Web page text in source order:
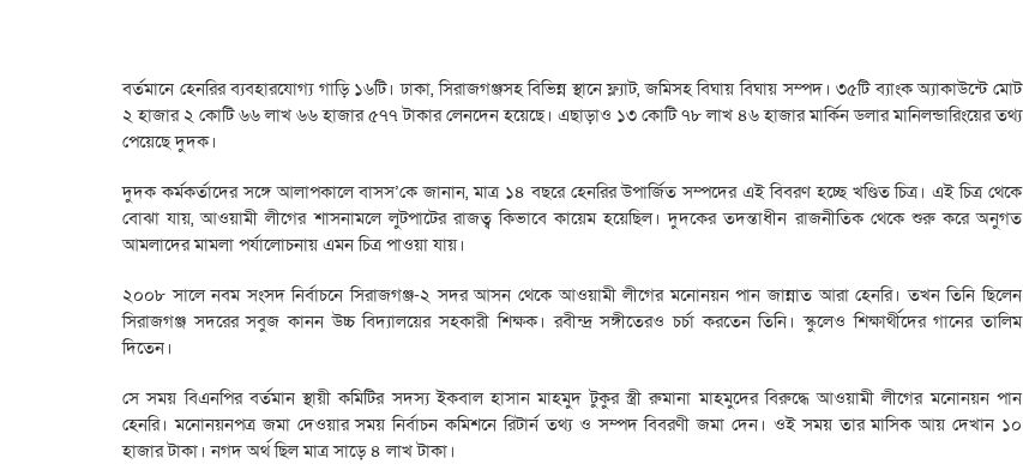
বর্তমানে হেনরির ব্যবহারযোগ্য গাড়ি ১৬টি। ঢাকা, সিরাজগঞ্জসহ বিভিন্ন স্থানে ফ্ল্যাট, জমিসহ বিঘায় বিঘায় সম্পদ। ৩৫টি ব্যাংক অ্যাকাউন্টে মোট
২ হাজার ২ কোটি ৬৬ লাখ ৬৬ হাজার ৫৭৭ টাকার লেনদেন হয়েছে। এছাড়াও ১৩ কোটি ৭৮ লাখ ৪৬ হাজার মার্কিন ডলার মানিলন্ডারিংয়ের তথ্য
পেয়েছে দুদক।
দুদক কর্মকর্তাদের সঙ্গে আলাপকালে বাসস’কে জানান, মাত্র ১৪ বছরে হেনরির উপার্জিত সম্পদের এই বিবরণ হচ্ছে খণ্ডিত চিত্র। এই চিত্র থেকে
বোঝা যায়, আওয়ামী লীগের শাসনামলে লুটপাটের রাজত্ব কিভাবে কায়েম হয়েছিল। দুদকের তদন্তাধীন রাজনীতিক থেকে শুরু করে অনুগত
আমলাদের মামলা পর্যালোচনায় এমন চিত্র পাওয়া যায়।
২০০৮ সালে নবম সংসদ নির্বাচনে সিরাজগঞ্জ-২ সদর আসন থেকে আওয়ামী লীগের মনোনয়ন পান জান্নাত আরা হেনরি। তখন তিনি ছিলেন
সিরাজগঞ্জ সদরের সবুজ কানন উচ্চ বিদ্যালয়ের সহকারী শিক্ষক। রবীন্দ্র সঙ্গীতেরও চর্চা করতেন তিনি। স্কুলেও শিক্ষার্থীদের গানের তালিম
দিতেন।
সে সময় বিএনপির বর্তমান স্থায়ী কমিটির সদস্য ইকবাল হাসান মাহমুদ টুকুর স্ত্রী রুমানা মাহমুদের বিরুদ্ধে আওয়ামী লীগের মনোনয়ন পান
হেনরি। মনোনয়নপত্র জমা দেওয়ার সময় নির্বাচন কমিশনে রিটার্ন তথ্য ও সম্পদ বিবরণী জমা দেন। ওই সময় তার মাসিক আয় দেখান ১০
হাজার টাকা। নগদ অর্থ ছিল মাত্র সাড়ে ৪ লাখ টাকা।